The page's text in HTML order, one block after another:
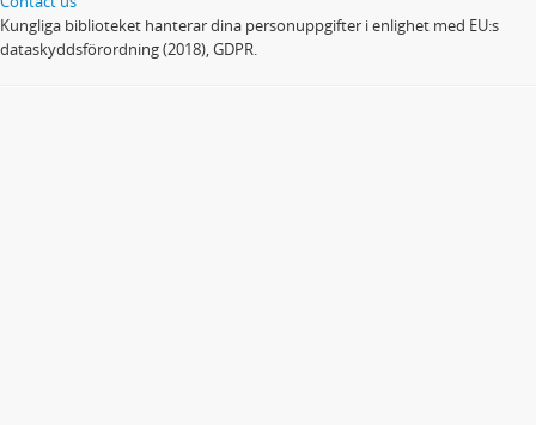
Kungliga biblioteket hanterar dina personuppgifter i enlighet med EU:s
dataskyddsförordning (2018), GDPR.